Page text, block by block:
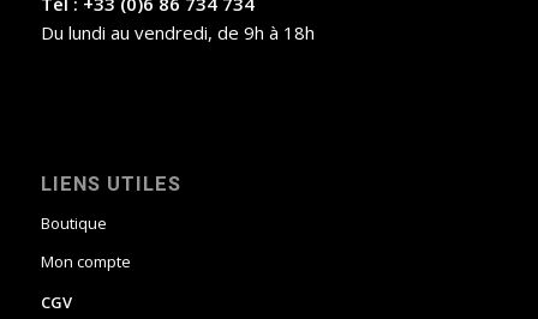
Du lundi au vendredi, de 9h à 18h
LIENS UTILES
Boutique
Mon compte
CGV